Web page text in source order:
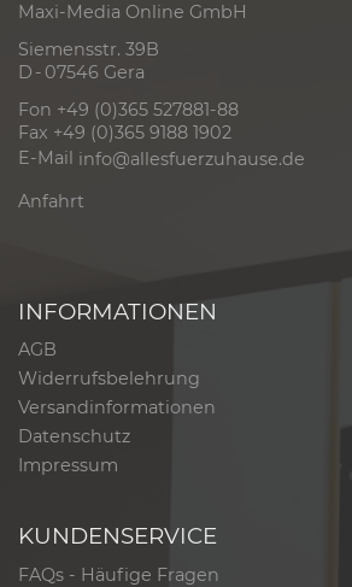
Maxi-Media Online GmbH
Siemensstr. 39B
D - 07546 Gera
Fon +49 (0)365 527881-88
Fax +49 (0)365 9188 1902
E-Mail info@allesfuerzuhause.de
Anfahrt
INFORMATIONEN
AGB
Widerrufsbelehrung
Versandinformationen
Datenschutz
Impressum
KUNDENSERVICE
FAQs - Häufige Fragen